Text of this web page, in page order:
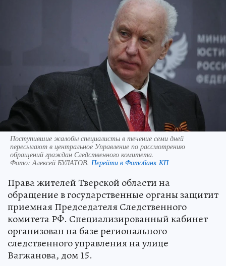
Поступившие жалобы специалисты в течение семи дней
пересылают в центральное Управление по рассмотрению
обращений граждан Следственного комитета.
Фото: Алексей БУЛАТОВ. Перейти в Фотобанк КП
Права жителей Тверской области на
обращение в государственные органы защитит
приемная Председателя Следственного
комитета РФ. Специализированный кабинет
организован на базе регионального
следственного управления на улице
Вагжанова, дом 15.